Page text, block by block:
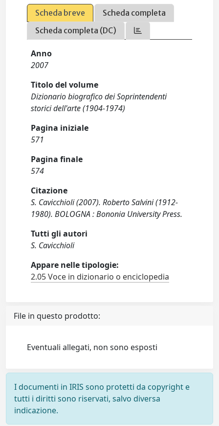
Scheda breve
Scheda completa
Scheda completa (DC)
Anno
2007
Titolo del volume
Dizionario biografico dei Soprintendenti
storici dell'arte (1904-1974)
Pagina iniziale
571
Pagina finale
574
Citazione
S. Cavicchioli (2007). Roberto Salvini (1912-
1980). BOLOGNA : Bononia University Press.
Tutti gli autori
S. Cavicchioli
Appare nelle tipologie:
2.05 Voce in dizionario o enciclopedia
File in questo prodotto:
Eventuali allegati, non sono esposti
I documenti in IRIS sono protetti da copyright e
tutti i diritti sono riservati, salvo diversa
indicazione.